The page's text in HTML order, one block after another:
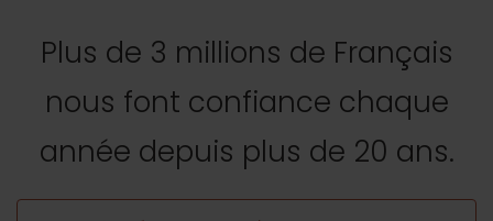
Plus de 3 millions de Français
nous font confiance chaque
année depuis plus de 20 ans.